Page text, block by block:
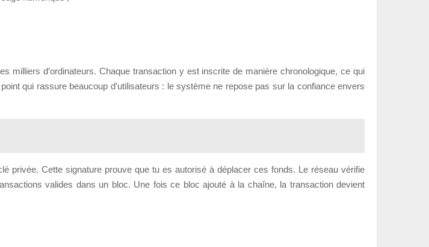
milliers d’ordinateurs. Chaque transaction y est inscrite de manière chronologique, ce qui
qui rassure beaucoup d’utilisateurs : le système ne repose pas sur la confiance envers
privée. Cette signature prouve que tu es autorisé à déplacer ces fonds. Le réseau vérifie
valides dans un bloc. Une fois ce bloc ajouté à la chaîne, la transaction devient